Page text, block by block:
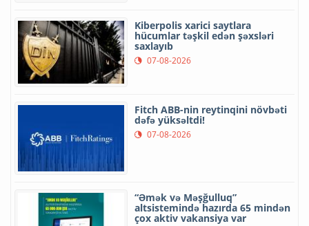
Kiberpolis xarici saytlara
hücumlar təşkil edən şəxsləri
saxlayıb
07-08-2026
Fitch ABB-nin reytinqini növbəti
dəfə yüksəltdi!
07-08-2026
“Əmək və Məşğulluq”
altsistemində hazırda 65 mindən
çox aktiv vakansiya var